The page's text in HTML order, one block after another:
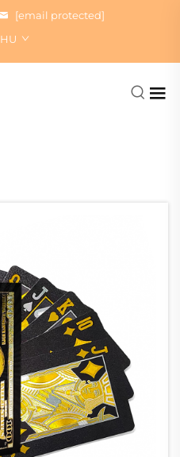
[email protected]
HU